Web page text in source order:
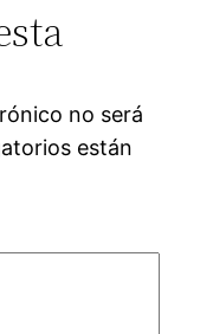
no será
están